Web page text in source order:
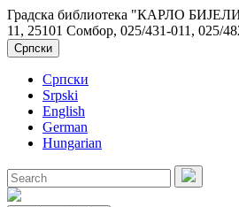
Градска библиотека "КАРЛО
11, 25101 Сомбор, 025/431-011, 025/
Српски
Српски
Srpski
English
German
Hungarian